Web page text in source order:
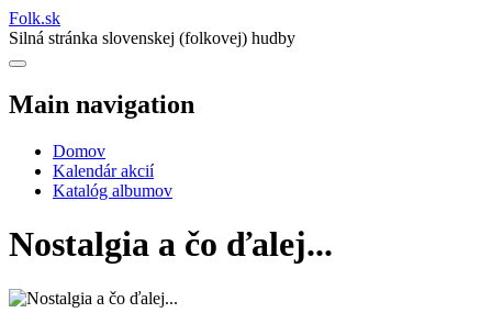
Folk.sk
Silná stránka slovenskej (folkovej) hudby
Main navigation
Domov
Kalendár akcií
Katalóg albumov
Nostalgia a čo ďalej...